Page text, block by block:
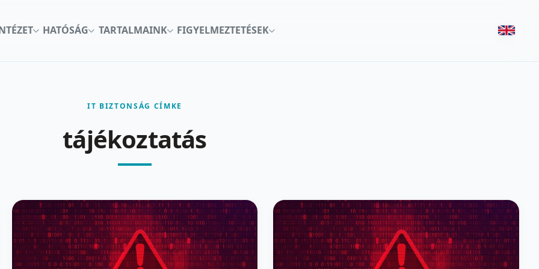
HATÓSÁG TARTALMAINK FIGYELMEZTETÉSEK
IT BIZTONSÁG CÍMKE
tájékoztatás